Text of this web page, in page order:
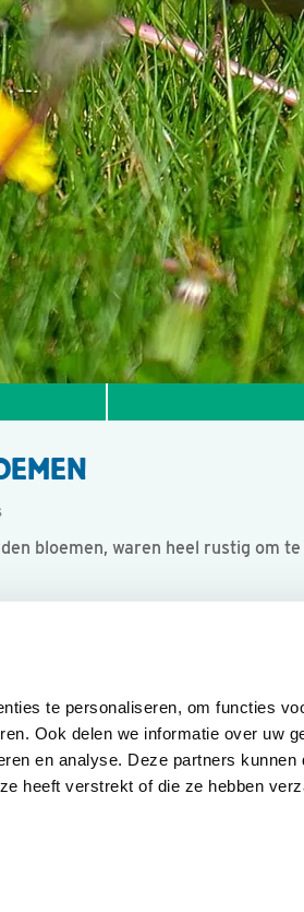
te personaliseren, om functies
Ook delen we informatie over uw
en analyse. Deze partners kunnen
heeft verstrekt of die ze hebben
bloemen, waren heel rustig om